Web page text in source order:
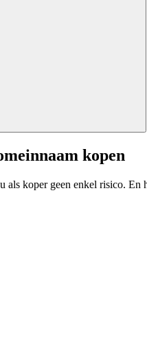
kopen
koper geen enkel risico.